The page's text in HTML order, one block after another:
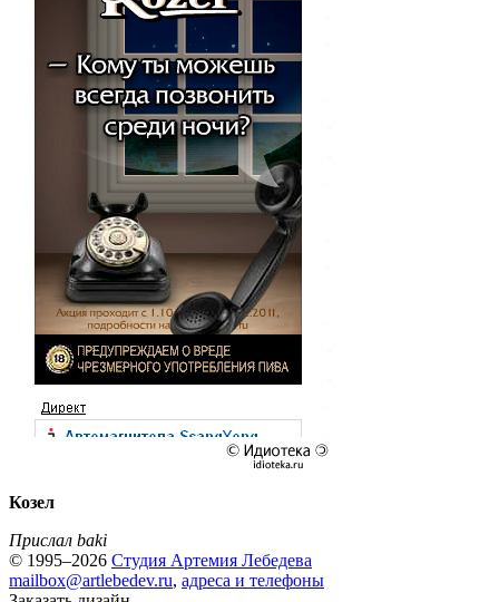
Козел
Прислал baki
© 1995–2026 Студия Артемия Лебедева
mailbox@artlebedev.ru, адреса и телефоны